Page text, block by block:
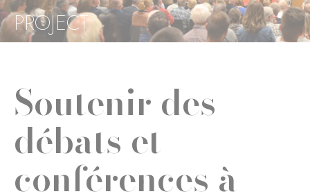
PROJECT
Soutenir des
débats et
conférences à